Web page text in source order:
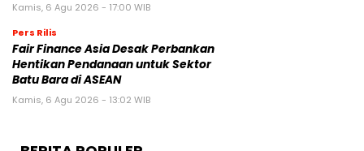
Kamis, 6 Agu 2026 - 17:00 WIB
Pers Rilis
Fair Finance Asia Desak Perbankan
Hentikan Pendanaan untuk Sektor
Batu Bara di ASEAN
Kamis, 6 Agu 2026 - 13:02 WIB